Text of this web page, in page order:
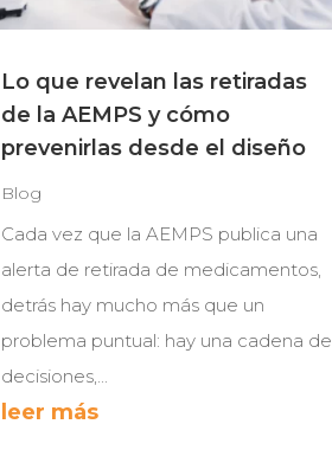
Lo que revelan las retiradas
de la AEMPS y cómo
prevenirlas desde el diseño
Blog
Cada vez que la AEMPS publica una
alerta de retirada de medicamentos,
detrás hay mucho más que un
problema puntual: hay una cadena de
decisiones,...
leer más